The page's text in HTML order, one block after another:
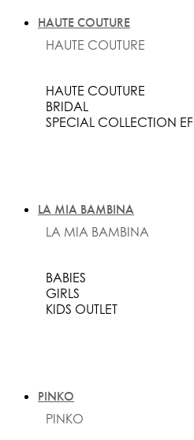
HAUTE COUTURE
HAUTE COUTURE
HAUTE COUTURE
BRIDAL
SPECIAL COLLECTION EF
LA MIA BAMBINA
LA MIA BAMBINA
BABIES
GIRLS
KIDS OUTLET
PINKO
PINKO